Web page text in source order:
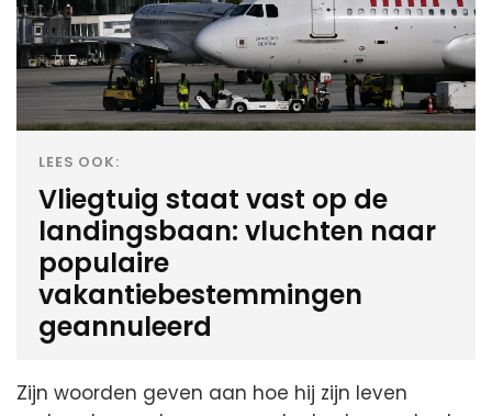
LEES OOK:
Vliegtuig staat vast op de
landingsbaan: vluchten naar
populaire
vakantiebestemmingen
geannuleerd
Zijn woorden geven aan hoe hij zijn leven